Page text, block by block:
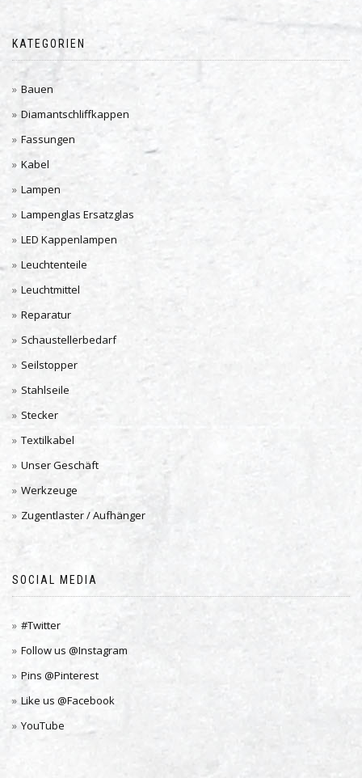
KATEGORIEN
Bauen
Diamantschliffkappen
Fassungen
Kabel
Lampen
Lampenglas Ersatzglas
LED Kappenlampen
Leuchtenteile
Leuchtmittel
Reparatur
Schaustellerbedarf
Seilstopper
Stahlseile
Stecker
Textilkabel
Unser Geschäft
Werkzeuge
Zugentlaster / Aufhänger
SOCIAL MEDIA
#Twitter
Follow us @Instagram
Pins @Pinterest
Like us @Facebook
YouTube